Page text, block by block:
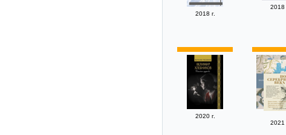
2018 г.
2018
2020 г.
2021